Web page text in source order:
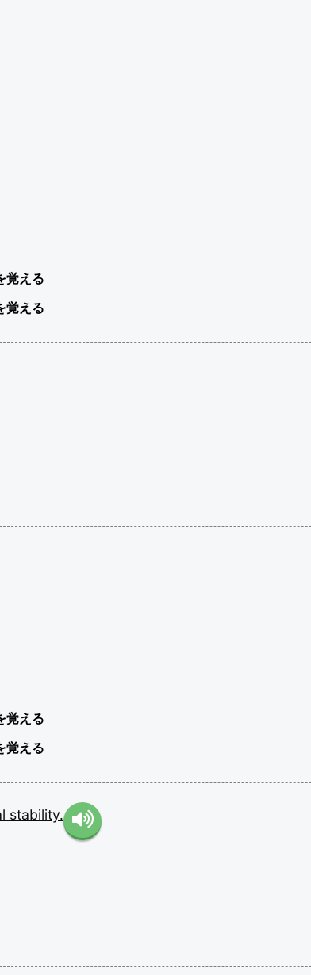
覚える
覚える
覚える
覚える
stability.